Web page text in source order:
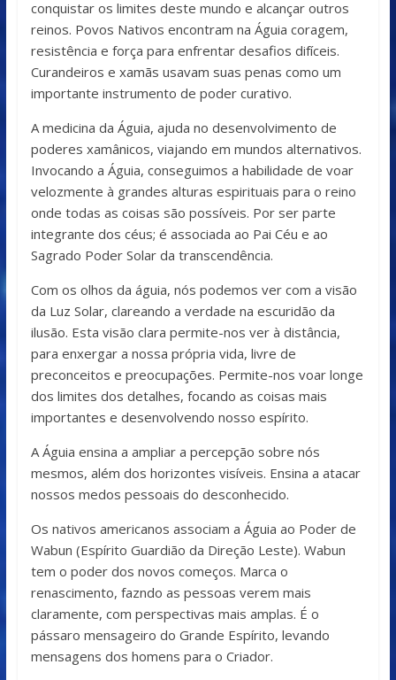
conquistar os limites deste mundo e alcançar outros
reinos. Povos Nativos encontram na Águia coragem,
resistência e força para enfrentar desafios difíceis.
Curandeiros e xamãs usavam suas penas como um
importante instrumento de poder curativo.
A medicina da Águia, ajuda no desenvolvimento de
poderes xamânicos, viajando em mundos alternativos.
Invocando a Águia, conseguimos a habilidade de voar
velozmente à grandes alturas espirituais para o reino
onde todas as coisas são possíveis. Por ser parte
integrante dos céus; é associada ao Pai Céu e ao
Sagrado Poder Solar da transcendência.
Com os olhos da águia, nós podemos ver com a visão
da Luz Solar, clareando a verdade na escuridão da
ilusão. Esta visão clara permite-nos ver à distância,
para enxergar a nossa própria vida, livre de
preconceitos e preocupações. Permite-nos voar longe
dos limites dos detalhes, focando as coisas mais
importantes e desenvolvendo nosso espírito.
A Águia ensina a ampliar a percepção sobre nós
mesmos, além dos horizontes visíveis. Ensina a atacar
nossos medos pessoais do desconhecido.
Os nativos americanos associam a Águia ao Poder de
Wabun (Espírito Guardião da Direção Leste). Wabun
tem o poder dos novos começos. Marca o
renascimento, fazndo as pessoas verem mais
claramente, com perspectivas mais amplas. É o
pássaro mensageiro do Grande Espírito, levando
mensagens dos homens para o Criador.